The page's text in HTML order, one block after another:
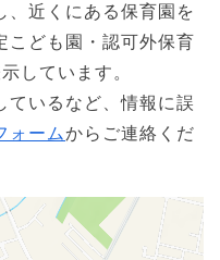
、近くにある保育園を
こども園・認可外保育
しています。
ているなど、情報に誤
ォームからご連絡くだ